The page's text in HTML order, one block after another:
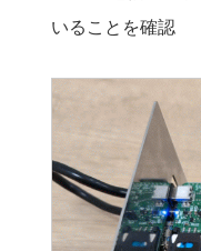
いることを確認